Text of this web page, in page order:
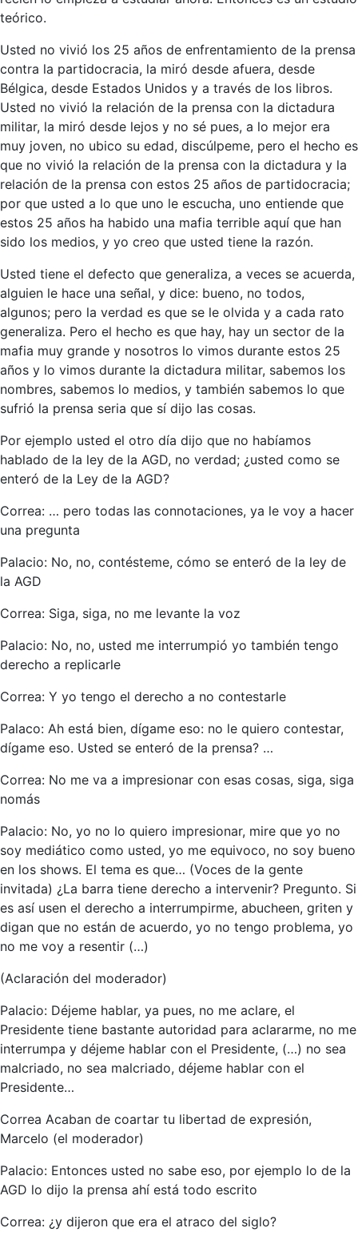
teórico.
Usted no vivió los 25 años de enfrentamiento de la prensa
contra la partidocracia, la miró desde afuera, desde
Bélgica, desde Estados Unidos y a través de los libros.
Usted no vivió la relación de la prensa con la dictadura
militar, la miró desde lejos y no sé pues, a lo mejor era
muy joven, no ubico su edad, discúlpeme, pero el hecho es
que no vivió la relación de la prensa con la dictadura y la
relación de la prensa con estos 25 años de partidocracia;
por que usted a lo que uno le escucha, uno entiende que
estos 25 años ha habido una mafia terrible aquí que han
sido los medios, y yo creo que usted tiene la razón.
Usted tiene el defecto que generaliza, a veces se acuerda,
alguien le hace una señal, y dice: bueno, no todos,
algunos; pero la verdad es que se le olvida y a cada rato
generaliza. Pero el hecho es que hay, hay un sector de la
mafia muy grande y nosotros lo vimos durante estos 25
años y lo vimos durante la dictadura militar, sabemos los
nombres, sabemos lo medios, y también sabemos lo que
sufrió la prensa seria que sí dijo las cosas.
Por ejemplo usted el otro día dijo que no habíamos
hablado de la ley de la AGD, no verdad; ¿usted como se
enteró de la Ley de la AGD?
Correa: … pero todas las connotaciones, ya le voy a hacer
una pregunta
Palacio: No, no, contésteme, cómo se enteró de la ley de
la AGD
Correa: Siga, siga, no me levante la voz
Palacio: No, no, usted me interrumpió yo también tengo
derecho a replicarle
Correa: Y yo tengo el derecho a no contestarle
Palaco: Ah está bien, dígame eso: no le quiero contestar,
dígame eso. Usted se enteró de la prensa? …
Correa: No me va a impresionar con esas cosas, siga, siga
nomás
Palacio: No, yo no lo quiero impresionar, mire que yo no
soy mediático como usted, yo me equivoco, no soy bueno
en los shows. El tema es que… (Voces de la gente
invitada) ¿La barra tiene derecho a intervenir? Pregunto. Si
es así usen el derecho a interrumpirme, abucheen, griten y
digan que no están de acuerdo, yo no tengo problema, yo
no me voy a resentir (…)
(Aclaración del moderador)
Palacio: Déjeme hablar, ya pues, no me aclare, el
Presidente tiene bastante autoridad para aclararme, no me
interrumpa y déjeme hablar con el Presidente, (…) no sea
malcriado, no sea malcriado, déjeme hablar con el
Presidente…
Correa Acaban de coartar tu libertad de expresión,
Marcelo (el moderador)
Palacio: Entonces usted no sabe eso, por ejemplo lo de la
AGD lo dijo la prensa ahí está todo escrito
Correa: ¿y dijeron que era el atraco del siglo?